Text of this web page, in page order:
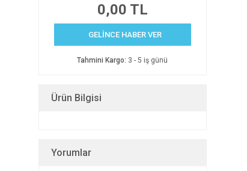
0,00 TL
GELİNCE HABER VER
Tahmini Kargo: 3 - 5 iş günü
Ürün Bilgisi
Yorumlar